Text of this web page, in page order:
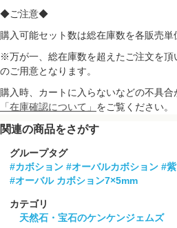
◆ご注意◆
購入可能セット数は総在庫数を各販売単
※万が一、総在庫数を超えたご注文を
のご用意となります。
購入時、カートに入らないなどの不具合
「在庫確認について」 をご覧ください。
関連の商品をさがす
グループタグ
#カボション #オーバルカボション #紫
#オーバル カボション7×5mm
カテゴリ
天然石・宝石のケンケンジェムズ